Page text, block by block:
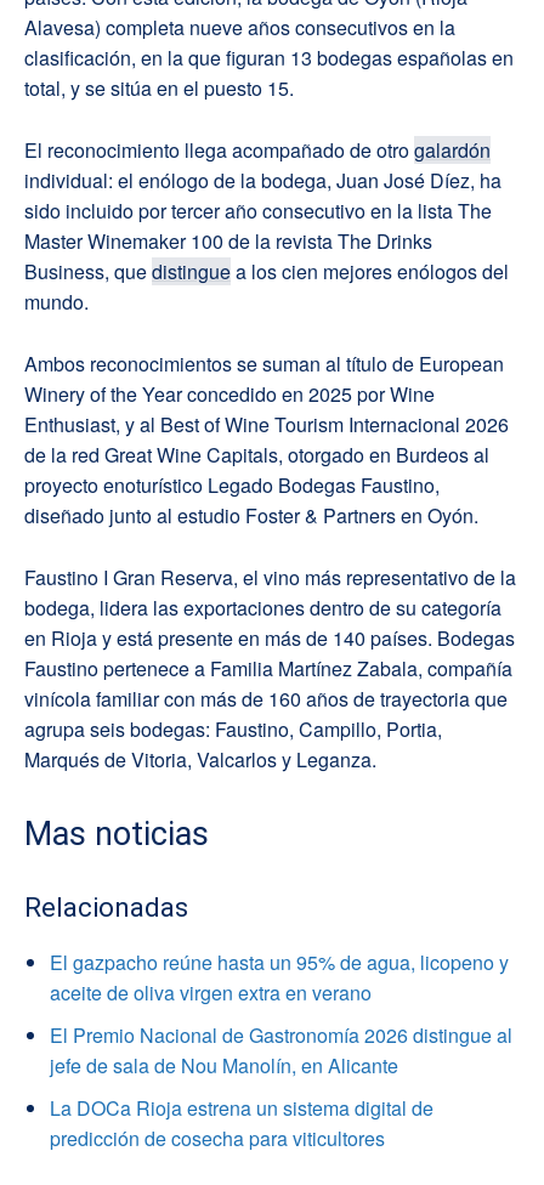
Alavesa) completa nueve años consecutivos en la
clasificación, en la que figuran 13 bodegas españolas en
total, y se sitúa en el puesto 15.
El reconocimiento llega acompañado de otrogalardón
individual: el enólogo de la bodega, Juan José Díez, ha
sido incluido por tercer año consecutivo en la lista The
Master Winemaker 100 de la revista The Drinks
Business, quedistinguea los cien mejores enólogos del
mundo.
Ambos reconocimientos se suman al título de European
Winery of the Year concedido en 2025 por Wine
Enthusiast, y al Best of Wine Tourism Internacional 2026
de la red Great Wine Capitals, otorgado en Burdeos al
proyecto enoturístico Legado Bodegas Faustino,
diseñado junto al estudio Foster & Partners en Oyón.
Faustino I Gran Reserva, el vino más representativo de la
bodega, lidera las exportaciones dentro de su categoría
en Rioja y está presente en más de 140 países. Bodegas
Faustino pertenece a Familia Martínez Zabala, compañía
vinícola familiar con más de 160 años de trayectoria que
agrupa seis bodegas: Faustino, Campillo, Portia,
Marqués de Vitoria, Valcarlos y Leganza.
Mas noticias
Relacionadas
El gazpacho reúne hasta un 95% de agua, licopeno y
aceite de oliva virgen extra en verano
El Premio Nacional de Gastronomía 2026 distingue al
jefe de sala de Nou Manolín, en Alicante
La DOCa Rioja estrena un sistema digital de
predicción de cosecha para viticultores